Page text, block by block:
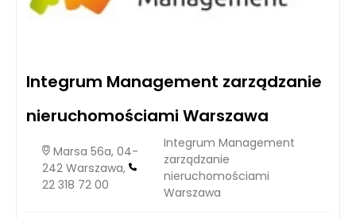
Integrum Management zarządzanie
nieruchomościami Warszawa
Marsa 56a, 04-
242 Warszawa,
22 318 72 00
Integrum Management
zarządzanie
nieruchomościami
Warszawa